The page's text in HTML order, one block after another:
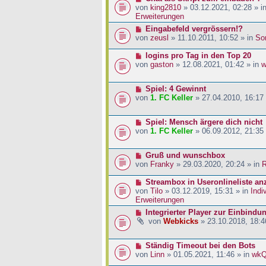
a
g
i
t
r
a
g
r
B
e
t
r
a
g
e
u
e
B
e
t
a
g
von king2810 » 03.12.2021, 02:28 » in
Erweiterungen
N
e
e
r
e
t
a
g
Eingabefeld vergrössern!?
von zeusl » 11.10.2011, 10:52 » in
N
e
e
B
i
r
g
logins pro Tag in den Top 20
von gaston » 12.08.2021, 01:42 » in
N
e
e
B
i
r
a
g
Spiel: 4 Gewinnt
von 1. FC Keller » 27.04.2010, 16:17
N
e
e
B
e
t
r
a
g
Spiel: Mensch ärgere dich nicht
von 1. FC Keller » 06.09.2012, 21:35
N
e
e
r
B
e
t
a
g
Gruß und wunschbox
von Franky » 29.03.2020, 20:24 » in
N
e
u
e
B
t
Streambox in Useronlineliste
von Tilo » 03.12.2019, 15:31 » in
Erweiterungen
N
e
e
B
Integrierter Player zur
von Webkicks » 23.10.2018,
N
e
Ständig Timeout bei den Bots
von Linn » 01.05.2021, 11:46 » in